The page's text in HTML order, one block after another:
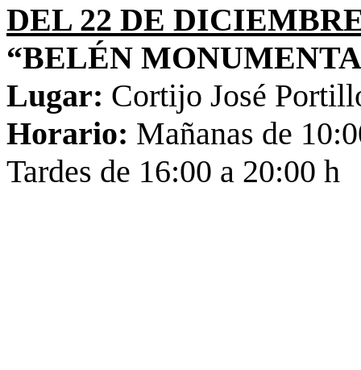
DEL 22 DE
“BELÉN
Lugar: Cortijo José
Horario: Mañanas de
Tardes de 16:00 a 20:00 h